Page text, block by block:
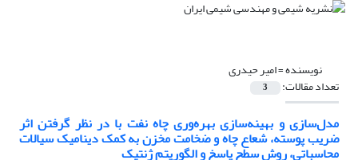
نویسنده =امیر حیدری
تعداد مقالات: 3
مدل‌سازی و بهینه‌سازی بهره‌وری چاه نفت با در نظر گرفتن اثر
ضریب پوسته، شعاع چاه و ضخامت مخزن به کمک دینامیک سیالات
محاسباتی، روش سطح پاسخ و الگوریتم ژنتیک